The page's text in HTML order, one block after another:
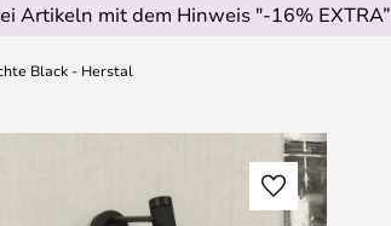
Artikeln mit dem Hinweis "-16% EXTRA”
Black - Herstal